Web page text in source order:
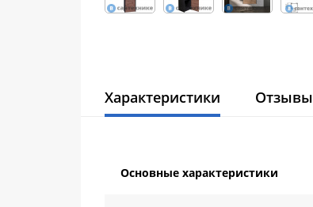
Характеристики Отзывы
Основные характеристики